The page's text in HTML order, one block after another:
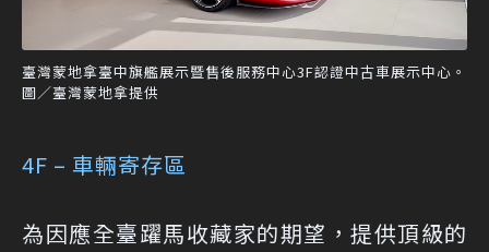
臺灣蒙地拿臺中旗艦展示暨售後服務中心3F認證中古車展示中心。
圖／臺灣蒙地拿提供
4F – 車輛寄存區
為因應全臺躍馬收藏家的期望，提供頂級的